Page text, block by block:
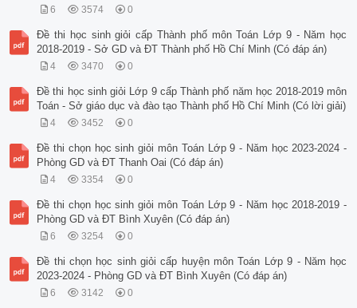
6 3574 0
Đề thi học sinh giỏi cấp Thành phố môn Toán Lớp 9 - Năm học
2018-2019 - Sở GD và ĐT Thành phố Hồ Chí Minh (Có đáp án)
4 3470 0
Đề thi học sinh giỏi Lớp 9 cấp Thành phố năm học 2018-2019 môn
Toán - Sở giáo dục và đào tạo Thành phố Hồ Chí Minh (Có lời giải)
4 3452 0
Đề thi chọn học sinh giỏi môn Toán Lớp 9 - Năm học 2023-2024 -
Phòng GD và ĐT Thanh Oai (Có đáp án)
4 3354 0
Đề thi chọn học sinh giỏi môn Toán Lớp 9 - Năm học 2018-2019 -
Phòng GD và ĐT Bình Xuyên (Có đáp án)
6 3254 0
Đề thi chọn học sinh giỏi cấp huyện môn Toán Lớp 9 - Năm học
2023-2024 - Phòng GD và ĐT Bình Xuyên (Có đáp án)
6 3142 0